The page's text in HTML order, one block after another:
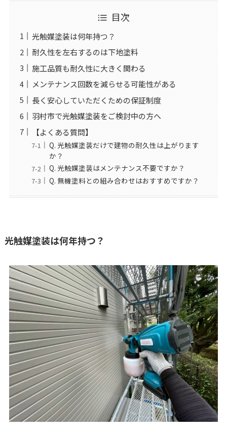
目次
光触媒塗装は何年持つ？
耐久性を左右するのは下地塗料
施工品質も耐久性に大きく関わる
メンテナンス回数を減らせる可能性がある
長く安心していただくための保証制度
羽村市で光触媒塗装をご検討中の方へ
【よくある質問】
Q. 光触媒塗装だけで建物の耐久性は上がります
か？
Q. 光触媒塗装はメンテナンス不要ですか？
Q. 無機塗料との組み合わせはおすすめですか？
光触媒塗装は何年持つ？